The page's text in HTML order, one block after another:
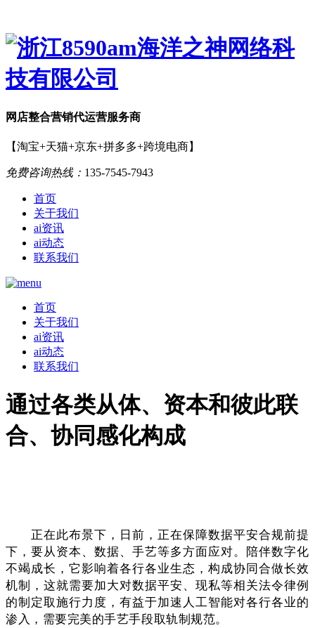
网店整合营销代运营服务商
【淘宝+天猫+京东+拼多多+跨境电商】
免费咨询热线： 135-7545-7943
首页
关于我们
ai资讯
ai动态
联系我们
首页
关于我们
ai资讯
ai动态
联系我们
通过各类从体、资本和彼此联
合、协同感化构成
正在此布景下，日前，正在保障数据平安合规前提
下，要从资本、数据、手艺等多方面应对。陪伴数字化
不竭成长，它影响着各行各业生态，构成协同合做长效
机制，这就需要加大对数据平安、现私等相关法令律例
的制定取施行力度，有益于加速人工智能对各行各业的
渗入，需要完美的手艺手段取轨制规范。